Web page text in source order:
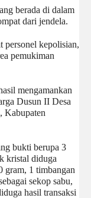
berada di dalam
dari jendela.
personel kepolisian,
pemukiman
mengamankan
Dusun II Desa
Kabupaten
bukti berupa 3
kristal diduga
gram, 1 timbangan
sekop sabu,
hasil transaksi